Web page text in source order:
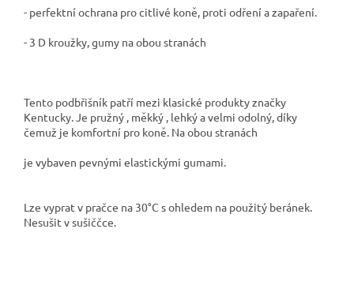
- perfektní ochrana pro citlivé koně, proti odření a zapaření.
- 3 D kroužky, gumy na obou stranách
Tento podbřišník patří mezi klasické produkty značky
Kentucky. Je pružný , měkký , lehký a velmi odolný, díky
čemuž je komfortní pro koně. Na obou stranách
je vybaven pevnými elastickými gumami.
Lze vyprat v pračce na 30°C s ohledem na použitý beránek.
Nesušit v sušiččce.